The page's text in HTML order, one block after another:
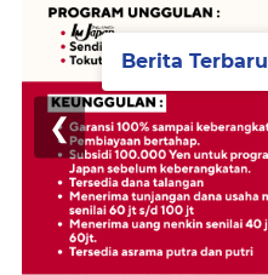
❮
Berita Terbaru